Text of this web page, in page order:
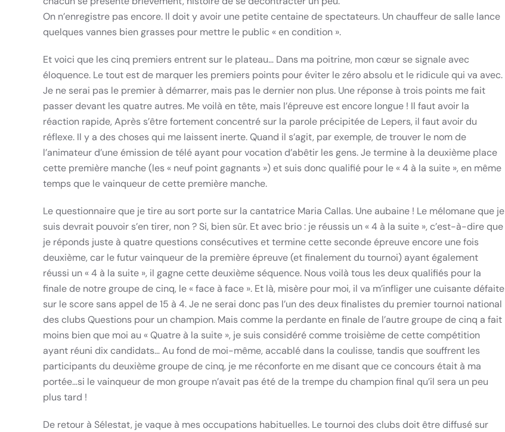
On n’enregistre pas encore. Il doit y avoir une petite centaine de spectateurs. Un chauffeur de salle lance
quelques vannes bien grasses pour mettre le public « en condition ».
Et voici que les cinq premiers entrent sur le plateau… Dans ma poitrine, mon cœur se signale avec
éloquence. Le tout est de marquer les premiers points pour éviter le zéro absolu et le ridicule qui va avec.
Je ne serai pas le premier à démarrer, mais pas le dernier non plus. Une réponse à trois points me fait
passer devant les quatre autres. Me voilà en tête, mais l’épreuve est encore longue ! Il faut avoir la
réaction rapide, Après s’être fortement concentré sur la parole précipitée de Lepers, il faut avoir du
réflexe. Il y a des choses qui me laissent inerte. Quand il s’agit, par exemple, de trouver le nom de
l’animateur d’une émission de télé ayant pour vocation d’abêtir les gens. Je termine à la deuxième place
cette première manche (les « neuf point gagnants ») et suis donc qualifié pour le « 4 à la suite », en même
temps que le vainqueur de cette première manche.
Le questionnaire que je tire au sort porte sur la cantatrice Maria Callas. Une aubaine ! Le mélomane que je
suis devrait pouvoir s’en tirer, non ? Si, bien sûr. Et avec brio : je réussis un « 4 à la suite », c’est-à-dire que
je réponds juste à quatre questions consécutives et termine cette seconde épreuve encore une fois
deuxième, car le futur vainqueur de la première épreuve (et finalement du tournoi) ayant également
réussi un « 4 à la suite », il gagne cette deuxième séquence. Nous voilà tous les deux qualifiés pour la
finale de notre groupe de cinq, le « face à face ». Et là, misère pour moi, il va m’infliger une cuisante défaite
sur le score sans appel de 15 à 4. Je ne serai donc pas l’un des deux finalistes du premier tournoi national
des clubs Questions pour un champion. Mais comme la perdante en finale de l’autre groupe de cinq a fait
moins bien que moi au « Quatre à la suite », je suis considéré comme troisième de cette compétition
ayant réuni dix candidats… Au fond de moi-même, accablé dans la coulisse, tandis que souffrent les
participants du deuxième groupe de cinq, je me réconforte en me disant que ce concours était à ma
portée…si le vainqueur de mon groupe n’avait pas été de la trempe du champion final qu’il sera un peu
plus tard !
De retour à Sélestat, je vaque à mes occupations habituelles. Le tournoi des clubs doit être diffusé sur